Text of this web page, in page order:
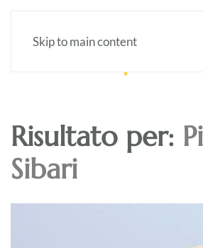
Skip to main content
Risultato per:
Sibari